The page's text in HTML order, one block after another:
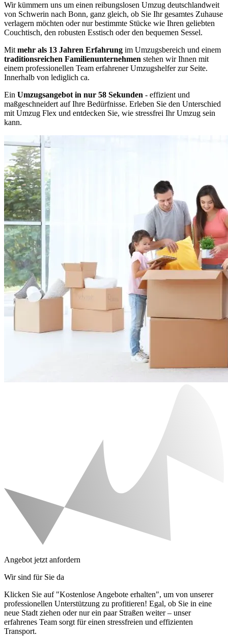
Wir kümmern uns um einen reibungslosen Umzug deutschlandweit
von Schwerin nach Bonn, ganz gleich, ob Sie Ihr gesamtes Zuhause
verlagern möchten oder nur bestimmte Stücke wie Ihren geliebten
Couchtisch, den robusten Esstisch oder den bequemen Sessel.
Mit mehr als 13 Jahren Erfahrung im Umzugsbereich und einem
traditionsreichen Familienunternehmen stehen wir Ihnen mit
einem professionellen Team erfahrener Umzugshelfer zur Seite.
Innerhalb von lediglich ca.
Ein Umzugsangebot in nur 58 Sekunden - effizient und
maßgeschneidert auf Ihre Bedürfnisse. Erleben Sie den Unterschied
mit Umzug Flex und entdecken Sie, wie stressfrei Ihr Umzug sein
kann.
Angebot jetzt anfordern
Wir sind für Sie da
Klicken Sie auf "Kostenlose Angebote erhalten", um von unserer
professionellen Unterstützung zu profitieren! Egal, ob Sie in eine
neue Stadt ziehen oder nur ein paar Straßen weiter – unser
erfahrenes Team sorgt für einen stressfreien und effizienten
Transport.